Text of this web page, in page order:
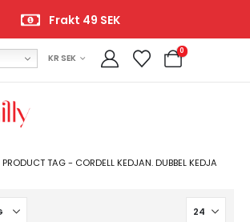
Frakt 49 SEK
KR SEK
0
PRODUCT TAG - CORDELL KEDJAN. DUBBEL KEDJA